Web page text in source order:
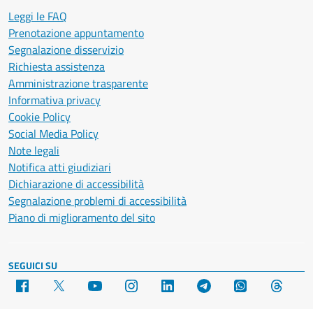
Leggi le FAQ
Prenotazione appuntamento
Segnalazione disservizio
Richiesta assistenza
Amministrazione trasparente
Informativa privacy
Cookie Policy
Social Media Policy
Note legali
Notifica atti giudiziari
Dichiarazione di accessibilità
Segnalazione problemi di accessibilità
Piano di miglioramento del sito
SEGUICI SU
Facebook YouTube Instagram LinkedIn Telegram WhatsApp